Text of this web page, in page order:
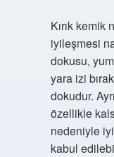
Kırık kemik
iyileşmesi
dokusu,
yara izi
dokudur.
özellikle
nedeniyle
kabul